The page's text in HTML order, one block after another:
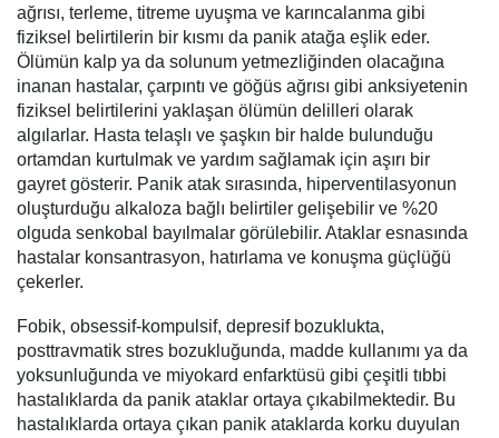
ağrısı, terleme, titreme uyuşma ve karıncalanma gibi
fiziksel belirtilerin bir kısmı da panik atağa eşlik eder.
Ölümün kalp ya da solunum yetmezliğinden olacağına
inanan hastalar, çarpıntı ve göğüs ağrısı gibi anksiyetenin
fiziksel belirtilerini yaklaşan ölümün delilleri olarak
algılarlar. Hasta telaşlı ve şaşkın bir halde bulunduğu
ortamdan kurtulmak ve yardım sağlamak için aşırı bir
gayret gösterir. Panik atak sırasında, hiperventilasyonun
oluşturduğu alkaloza bağlı belirtiler gelişebilir ve %20
olguda senkobal bayılmalar görülebilir. Ataklar esnasında
hastalar konsantrasyon, hatırlama ve konuşma güçlüğü
çekerler.
Fobik, obsessif-kompulsif, depresif bozuklukta,
posttravmatik stres bozukluğunda, madde kullanımı ya da
yoksunluğunda ve miyokard enfarktüsü gibi çeşitli tıbbi
hastalıklarda da panik ataklar ortaya çıkabilmektedir. Bu
hastalıklarda ortaya çıkan panik ataklarda korku duyulan